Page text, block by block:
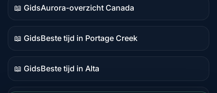
📖 Gids
Gidsinhoud
Aurora-overzicht Canada
📖 Gids
Gidsinhoud
Beste tijd in Portage Creek
📖 Gids
Gidsinhoud
Beste tijd in Alta